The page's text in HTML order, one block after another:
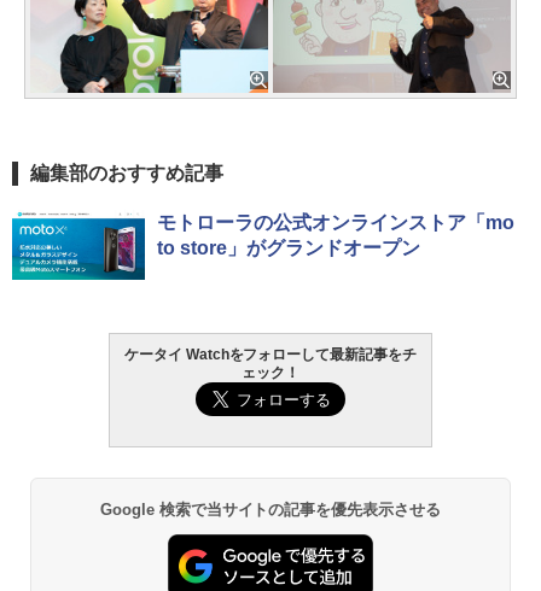
編集部のおすすめ記事
モトローラの公式オンラインストア「mo
to store」がグランドオープン
ケータイ Watchをフォローして最新記事をチ
ェック！
Google 検索で当サイトの記事を優先表示させる